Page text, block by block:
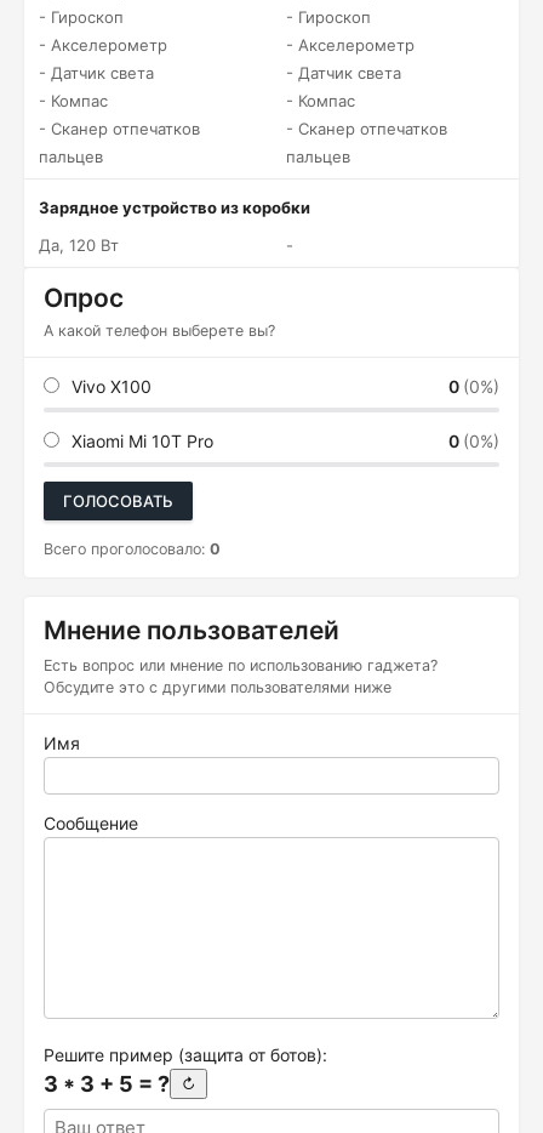
- Гироскоп
- Акселерометр
- Датчик света
- Компас
- Сканер отпечатков
пальцев
- Гироскоп
- Акселерометр
- Датчик света
- Компас
- Сканер отпечатков
пальцев
Зарядное устройство из коробки
Да, 120 Вт
-
Опрос
А какой телефон выберете вы?
Vivo X100 0 (0%)
Xiaomi Mi 10T Pro 0 (0%)
ГОЛОСОВАТЬ
Всего проголосовало: 0
Мнение пользователей
Есть вопрос или мнение по использованию гаджета?
Обсудите это с другими пользователями ниже
Имя
Сообщение
Решите пример (защита от ботов):
3 * 3 + 5 = ? ↻